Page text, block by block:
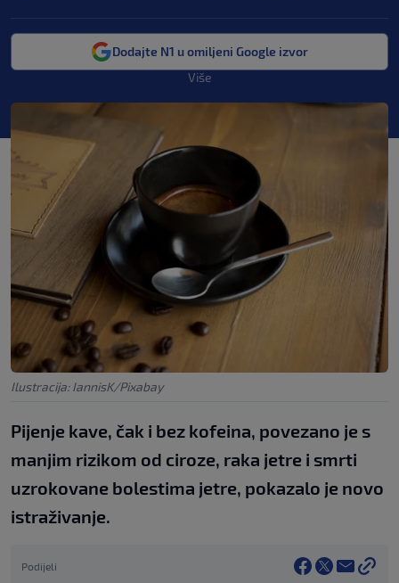
Dodajte N1 u omiljeni Google izvor
Više
Ilustracija: IannisK/Pixabay
Pijenje kave, čak i bez kofeina, povezano je s
manjim rizikom od ciroze, raka jetre i smrti
uzrokovane bolestima jetre, pokazalo je novo
istraživanje.
Podijeli